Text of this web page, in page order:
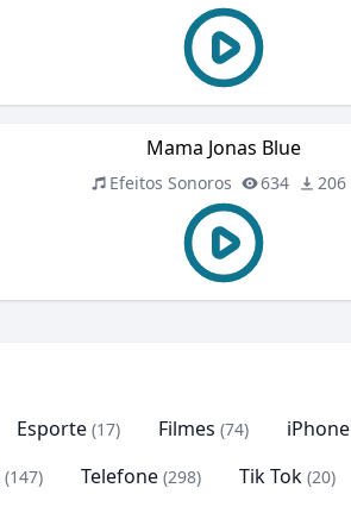
Mama Jonas Blue
Efeitos Sonoros 634 206
Esporte (17) Filmes (74) iPhone
(147) Telefone (298) Tik Tok (20)